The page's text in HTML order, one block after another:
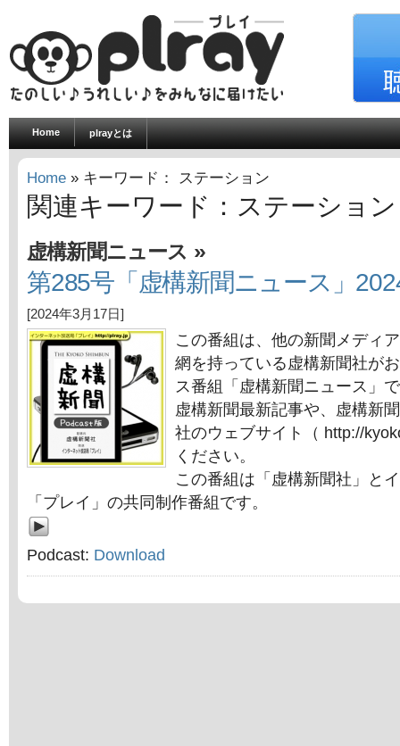
Home plrayとは
Home » キーワード： ステーション
関連キーワード：ステーション
虚構新聞ニュース »
第285号「虚構新聞ニュース」
[2024年3月17日]
この番組は、他の新聞メディ
網を持っている虚構新聞社が
ス番組「虚構新聞ニュース」
虚構新聞最新記事や、虚構新
社のウェブサイト（ http://
ください。
この番組は「虚構新聞社」と
「プレイ」の共同制作番組です。
Podcast: Download